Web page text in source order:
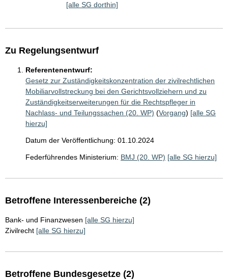
[alle SG dorthin]
Zu Regelungsentwurf
Referentenentwurf:
Gesetz zur Zuständigkeitskonzentration der zivilrechtlichen
Mobiliarvollstreckung bei den Gerichtsvollziehern und zu
Zuständigkeitserweiterungen für die Rechtspfleger in
Nachlass- und Teilungssachen (20. WP) (Vorgang) [alle SG
hierzu]
Datum der Veröffentlichung: 01.10.2024
Federführendes Ministerium: BMJ (20. WP) [alle SG hierzu]
Betroffene Interessenbereiche (2)
Bank- und Finanzwesen [alle SG hierzu]
Zivilrecht [alle SG hierzu]
Betroffene Bundesgesetze (2)